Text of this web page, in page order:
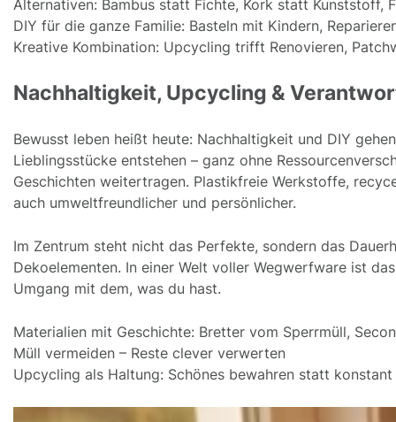
Alternativen: Bambus statt Fichte, Kork statt Kunststoff,
DIY für die ganze Familie: Basteln mit Kindern,
Kreative Kombination: Upcycling trifft Renovieren,
Nachhaltigkeit, Upcycling &
Bewusst leben heißt heute: Nachhaltigkeit und DIY
Lieblingsstücke entstehen – ganz ohne
Geschichten weitertragen. Plastikfreie Werkstoffe,
auch umweltfreundlicher und persönlicher.
Im Zentrum steht nicht das Perfekte, sondern das
Dekoelementen. In einer Welt voller Wegwerfware ist
Umgang mit dem, was du hast.
Materialien mit Geschichte: Bretter vom Sperrmüll,
Müll vermeiden – Reste clever verwerten
Upcycling als Haltung: Schönes bewahren statt konstant